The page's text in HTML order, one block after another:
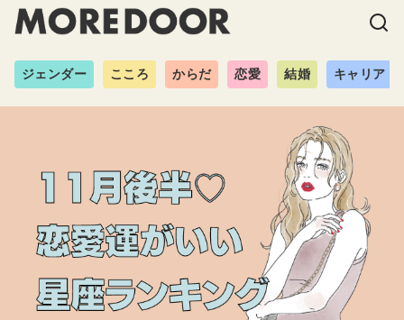
ジェンダー こころ からだ 恋愛 結婚 キャリア